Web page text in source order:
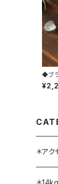
◆ブ
ル＊
＊アク
ネック
＊